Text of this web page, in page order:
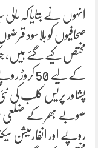
صحافیوں کو بلاسود
مختص کیے گئے ہیں،
کے لیے